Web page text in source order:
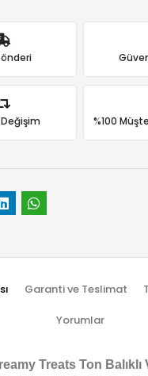
%100
Garanti ve Teslimat
Yorumlar
Treats Ton